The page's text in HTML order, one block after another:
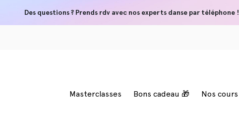
Des questions ? Prends rdv avec nos experts danse par téléphone !
Masterclasses Bons cadeau 🎁 Nos cours